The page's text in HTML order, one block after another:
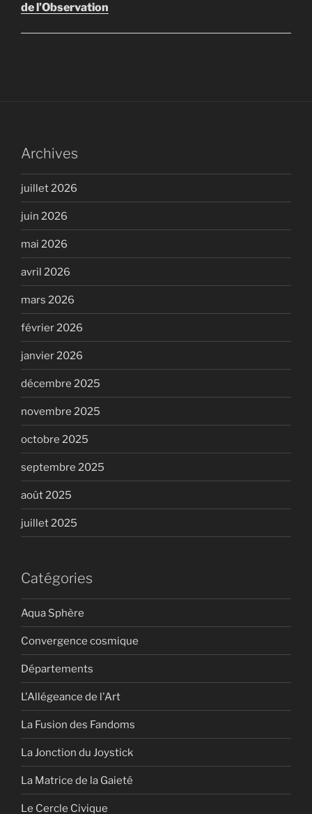
de l’Observation
Archives
juillet 2026
juin 2026
mai 2026
avril 2026
mars 2026
février 2026
janvier 2026
décembre 2025
novembre 2025
octobre 2025
septembre 2025
août 2025
juillet 2025
Catégories
Aqua Sphère
Convergence cosmique
Départements
L'Allégeance de l'Art
La Fusion des Fandoms
La Jonction du Joystick
La Matrice de la Gaieté
Le Cercle Civique